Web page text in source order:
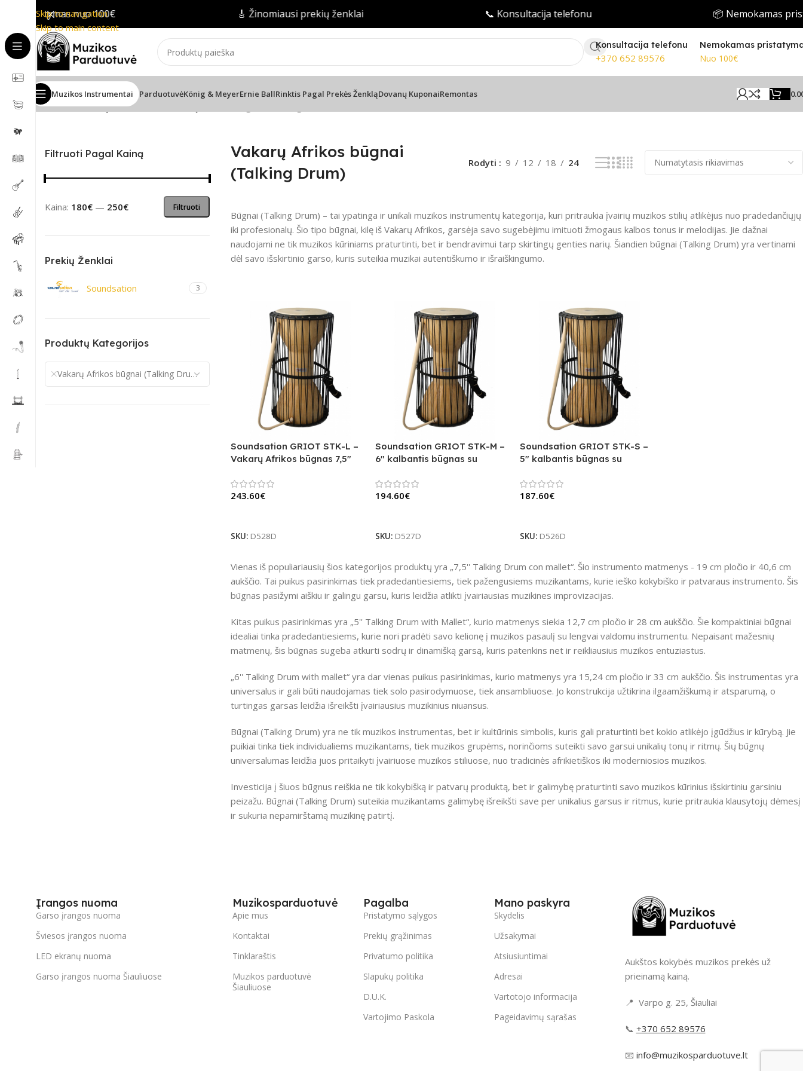
Skip to navigation
Skip to main content
pristatymas nuo 100€ 🎸 Žinomiausi prekių ženklai 📞 Konsultacija telefonu 📦 Nemokamas
Konsultacija telefonu
+370 652 89576
Nemokamas
Nuo 100€
Muzikos Instrumentai ParduotuvėKönig & MeyerErnie BallRinktis Pagal Prekės ŽenkląDovanų KuponaiRemontas
Pradžia/Mušamieji instrumentai
Filtruoti Pagal Kainą
Filtruoti
Kaina: 180€ — 250€
Prekių Ženklai
Soundsation 3
Produktų Kategorijos
Vakarų Afrikos būgnai (Talking Drum)
Vakarų Afrikos būgnai
(Talking Drum)
Rodyti 9 12 18 24
Būgnai (Talking Drum) – tai ypatinga ir unikali muzikos instrumentų kategorija, kuri pritraukia įvairių muzikos stilių atlikėjus nuo pradedančiųjų
iki profesionalų. Šio tipo būgnai, kilę iš Vakarų Afrikos, garsėja savo sugebėjimu imituoti žmogaus kalbos tonus ir melodijas. Jie dažnai
naudojami ne tik muzikos kūriniams praturtinti, bet ir bendravimui tarp skirtingų genties narių. Šiandien būgnai (Talking Drum) yra vertinami
dėl savo išskirtinio garso, kuris suteikia muzikai autentiškumo ir išraiškingumo.
Soundsation GRIOT STK-L –
Vakarų Afrikos būgnas 7,5″
243.60€
SKU: D528D
Soundsation GRIOT STK-M –
6″ kalbantis būgnas su
194.60€
SKU: D527D
Soundsation GRIOT STK-S –
5″ kalbantis būgnas su
187.60€
SKU: D526D
Vienas iš populiariausių šios kategorijos produktų yra „7,5'' Talking Drum con mallet“. Šio instrumento matmenys - 19 cm pločio ir 40,6 cm
aukščio. Tai puikus pasirinkimas tiek pradedantiesiems, tiek pažengusiems muzikantams, kurie ieško kokybiško ir patvaraus instrumento. Šis
būgnas pasižymi aiškiu ir galingu garsu, kuris leidžia atlikti įvairiausias muzikines improvizacijas.
Kitas puikus pasirinkimas yra „5'' Talking Drum with Mallet“, kurio matmenys siekia 12,7 cm pločio ir 28 cm aukščio. Šie kompaktiniai būgnai
idealiai tinka pradedantiesiems, kurie nori pradėti savo kelionę į muzikos pasaulį su lengvai valdomu instrumentu. Nepaisant mažesnių
matmenų, šis būgnas sugeba atkurti sodrų ir dinamišką garsą, kuris patenkins net ir reikliausius muzikos entuziastus.
„6'' Talking Drum with mallet“ yra dar vienas puikus pasirinkimas, kurio matmenys yra 15,24 cm pločio ir 33 cm aukščio. Šis instrumentas yra
universalus ir gali būti naudojamas tiek solo pasirodymuose, tiek ansambliuose. Jo konstrukcija užtikrina ilgaamžiškumą ir atsparumą, o
turtingas garsas leidžia išreikšti įvairiausius muzikinius niuansus.
Būgnai (Talking Drum) yra ne tik muzikos instrumentas, bet ir kultūrinis simbolis, kuris gali praturtinti bet kokio atlikėjo įgūdžius ir kūrybą. Jie
puikiai tinka tiek individualiems muzikantams, tiek muzikos grupėms, norinčioms suteikti savo garsui unikalių tonų ir ritmų. Šių būgnų
universalumas leidžia juos pritaikyti įvairiuose muzikos stiliuose, nuo tradicinės afrikietiškos iki moderniosios muzikos.
Investicija į šiuos būgnus reiškia ne tik kokybišką ir patvarų produktą, bet ir galimybę praturtinti savo muzikos kūrinius išskirtiniu garsiniu
peizažu. Būgnai (Talking Drum) suteikia muzikantams galimybę išreikšti save per unikalius garsus ir ritmus, kurie pritraukia klausytojų dėmesį
ir sukuria nepamirštamą muzikinę patirtį.
Įrangos nuoma
Garso įrangos nuoma
Šviesos įrangos nuoma
LED ekranų nuoma
Garso įrangos nuoma Šiauliuose
Muzikosparduotuvė
Apie mus
Kontaktai
Tinklaraštis
Muzikos parduotuvė
Šiauliuose
Pagalba
Pristatymo sąlygos
Prekių grąžinimas
Privatumo politika
Slapukų politika
D.U.K.
Vartojimo Paskola
Mano paskyra
Skydelis
Užsakymai
Atsiusiuntimai
Adresai
Vartotojo informacija
Pageidavimų sąrašas
Aukštos kokybės muzikos prekės už
prieinamą kainą.
📍 Varpo g. 25, Šiauliai
📞 +370 652 89576
📧 info@muzikosparduotuve.lt